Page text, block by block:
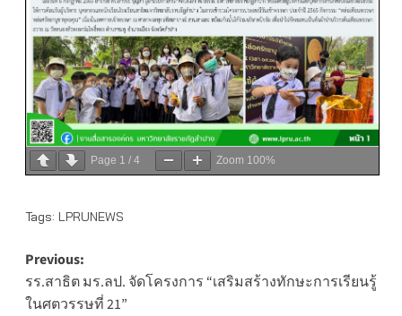
Page 1 / 4 Zoom 100%
Tags: LPRUNEWS
Post
navigation
Previous:
รร.สาธิต มร.ลป. จัดโครงการ “เสริมสร้างทักษะการเรียนรู้
ในศตวรรษที่ 21”